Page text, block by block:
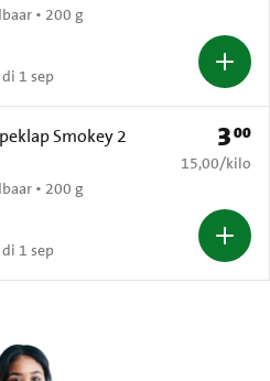
• 200 g
1 sep
Smokey 2
• 200 g
1 sep
Prijs:
300
€ 15,00 per
15,00/kilo